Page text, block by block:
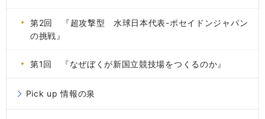
第2回 『超攻撃型 水球日本代表-ポセイドンジャパン
の挑戦』
第1回 『なぜぼくが新国立競技場をつくるのか』
Pick up 情報の泉